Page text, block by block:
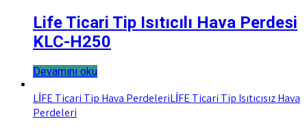
Life Ticari Tip Isıtıcılı Hava Perdesi
KLC-H250
Devamını oku
LİFE Ticari Tip Hava PerdeleriLİFE Ticari Tip Isıtıcısız Hava
Perdeleri